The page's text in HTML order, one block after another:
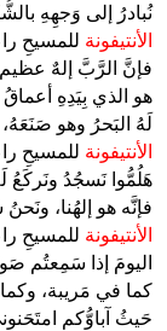
نُبادرُ إلى وَجهِهِ
الأنتيفونة للمسيحِ
فإنَّ الرَّبَّ إلهٌ
هو الذي بِيَدِهِ
لَهُ البَحرُ وهو صَنَعَهُ،
الأنتيفونة للمسيحِ
هَلُمُّوا نَسجُدُ ونَركَعُ
فإنَّه هو إلهُنا،
الأنتيفونة للمسيحِ
اليومَ إذا سَمِعتُم
كما في مَريبة،
حَيثُ آباوُّكم